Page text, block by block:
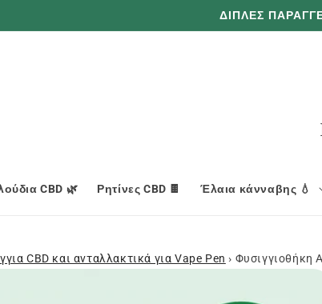
ΔΙΠΛΕΣ
CBD 🌿 Ρητίνες CBD 🍫 Έλαια κάνναβης 💧
CBD και ανταλλακτικά για Vape Pen › Φυσιγγιοθήκη